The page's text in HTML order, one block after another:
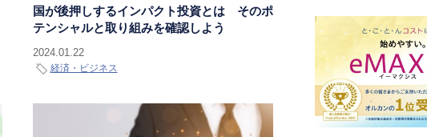
国が後押しするインパクト投資とは そのポ
テンシャルと取り組みを確認しよう
2024.01.22
経済・ビジネス